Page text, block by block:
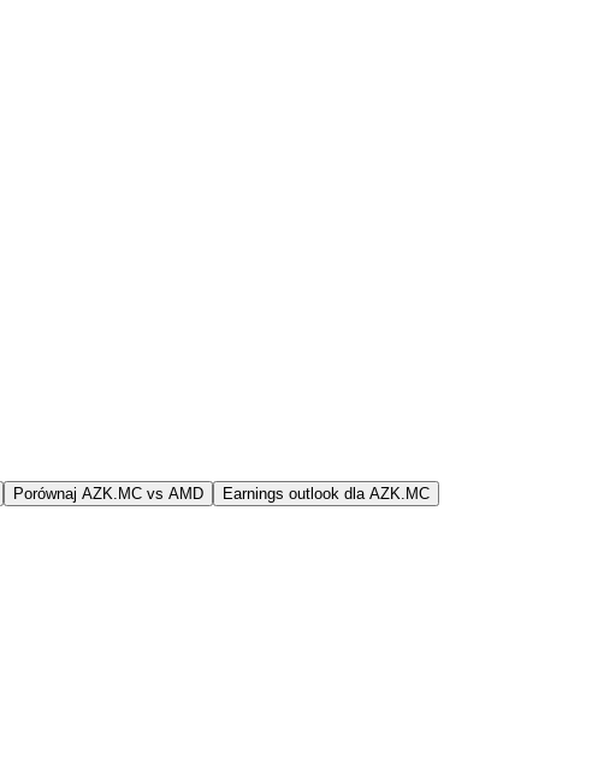
Porównaj AZK.MC vs AMD Earnings outlook dla AZK.MC